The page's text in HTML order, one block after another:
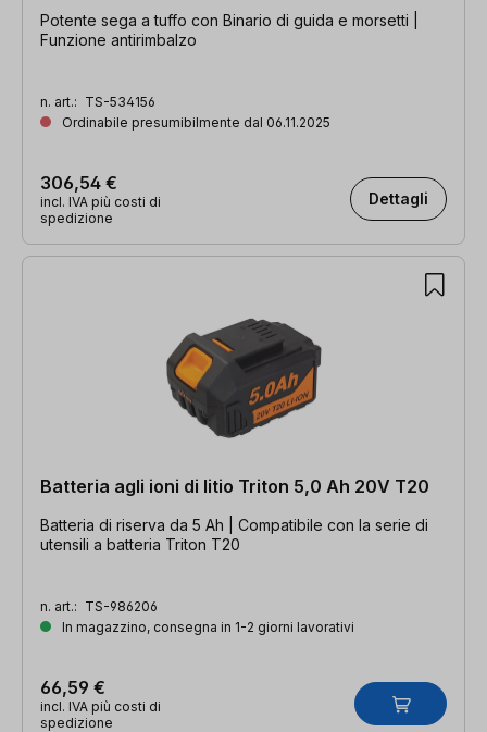
Potente sega a tuffo con Binario di guida e morsetti |
Funzione antirimbalzo
n. art.: TS-534156
Ordinabile presumibilmente dal 06.11.2025
306,54 €
incl. IVA più costi di
spedizione
Dettagli
Batteria agli ioni di litio Triton 5,0 Ah 20V T20
Batteria di riserva da 5 Ah | Compatibile con la serie di
utensili a batteria Triton T20
n. art.: TS-986206
In magazzino, consegna in 1-2 giorni lavorativi
66,59 €
incl. IVA più costi di
spedizione